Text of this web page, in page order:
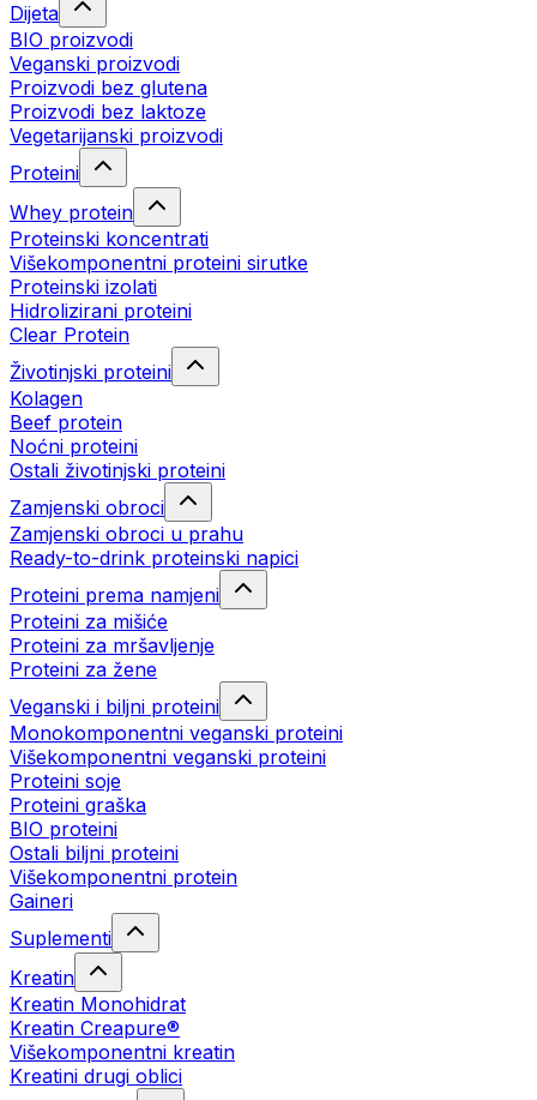
Dijeta
BIO proizvodi
Veganski proizvodi
Proizvodi bez glutena
Proizvodi bez laktoze
Vegetarijanski proizvodi
Proteini
Whey protein
Proteinski koncentrati
Višekomponentni proteini sirutke
Proteinski izolati
Hidrolizirani proteini
Clear Protein
Životinjski proteini
Kolagen
Beef protein
Noćni proteini
Ostali životinjski proteini
Zamjenski obroci
Zamjenski obroci u prahu
Ready-to-drink proteinski napici
Proteini prema namjeni
Proteini za mišiće
Proteini za mršavljenje
Proteini za žene
Veganski i biljni proteini
Monokomponentni veganski proteini
Višekomponentni veganski proteini
Proteini soje
Proteini graška
BIO proteini
Ostali biljni proteini
Višekomponentni protein
Gaineri
Suplementi
Kreatin
Kreatin Monohidrat
Kreatin Creapure®
Višekomponentni kreatin
Kreatini drugi oblici